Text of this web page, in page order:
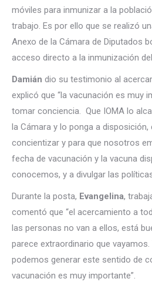
móviles para inmunizar a la
trabajo. Es por ello que se realizó
Anexo de la Cámara de Diputados
acceso directo a la inmunización
Damián dio su testimonio al
explicó que “la vacunación es muy
tomar conciencia. Que IOMA lo
la Cámara y lo ponga a disposición,
concientizar y para que nosotros
fecha de vacunación y la vacuna
conocemos, y a divulgar las
Durante la posta, Evangelina,
comentó que “el acercamiento a
las personas no van a ellos, está
parece extraordinario que vayamos.
podemos generar este sentido de
vacunación es muy importante”.